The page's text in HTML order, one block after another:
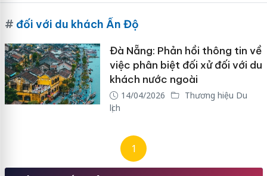
# đối với du khách Ấn Độ
Đà Nẵng: Phản hồi thông tin về
việc phân biệt đối xử đối với du
khách nước ngoài
14/04/2026
Thương hiệu Du
lịch
1